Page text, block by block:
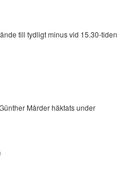
till tydligt minus vid 15.30-tiden
Mårder häktats under